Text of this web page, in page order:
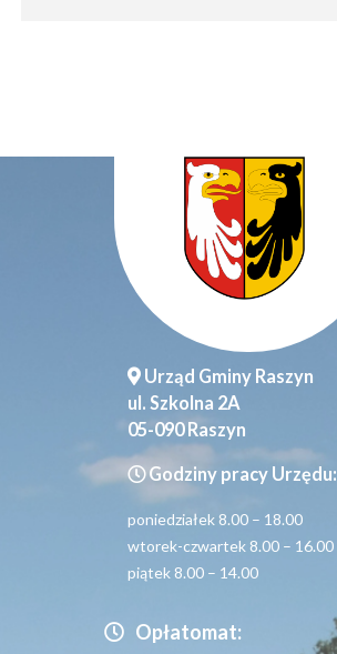
Urząd Gminy Raszyn
ul. Szkolna 2A
05-090 Raszyn
Godziny pracy Urzędu:
poniedziałek 8.00 – 18.00
wtorek-czwartek 8.00 – 16.00
piątek 8.00 – 14.00
Opłatomat: